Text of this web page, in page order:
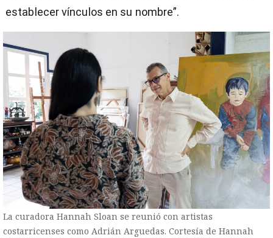
establecer vínculos en su nombre”.
La curadora Hannah Sloan se reunió con artistas
costarricenses como Adrián Arguedas. Cortesía de Hannah